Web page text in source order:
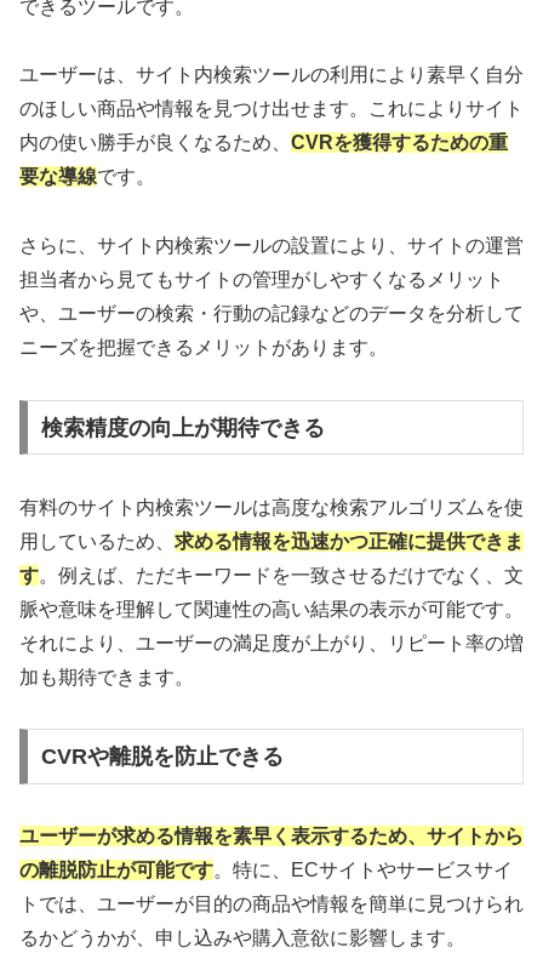
できるツールです。
ユーザーは、サイト内検索ツールの利用により素早く自分
のほしい商品や情報を見つけ出せます。これによりサイト
内の使い勝手が良くなるため、 CVRを獲得するための重
要な導線です。
さらに、サイト内検索ツールの設置により、サイトの運営
担当者から見てもサイトの管理がしやすくなるメリット
や、ユーザーの検索・行動の記録などのデータを分析して
ニーズを把握できるメリットがあります。
検索精度の向上が期待できる
有料のサイト内検索ツールは高度な検索アルゴリズムを使
用しているため、 求める情報を迅速かつ正確に提供できま
す。例えば、ただキーワードを一致させるだけでなく、文
脈や意味を理解して関連性の高い結果の表示が可能です。
それにより、ユーザーの満足度が上がり、リピート率の増
加も期待できます。
CVRや離脱を防止できる
ユーザーが求める情報を素早く表示するため、サイトから
の離脱防止が可能です。特に、ECサイトやサービスサイ
トでは、ユーザーが目的の商品や情報を簡単に見つけられ
るかどうかが、申し込みや購入意欲に影響します。